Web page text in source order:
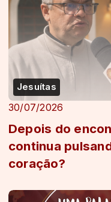
Jesuítas
30/07/2026
Depois do
continua
coração?